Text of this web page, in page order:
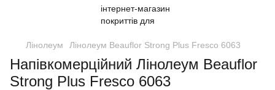
Лінолеум Лінолеум Beauflor Strong Plus Fresco 6063
Напівкомерційний Лінолеум Beauflor
Strong Plus Fresco 6063